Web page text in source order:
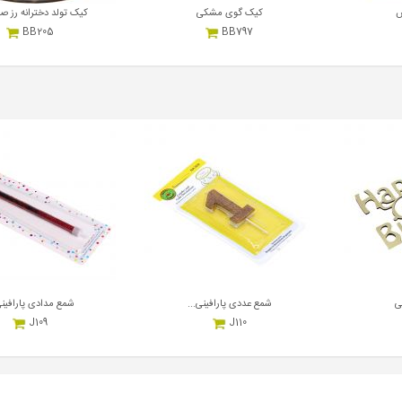
کیک گوی مشکی
BB797
کیک تولد دخترانه رز
BB205
شمع عددی پارافینی...
J110
شمع مدادی
J109